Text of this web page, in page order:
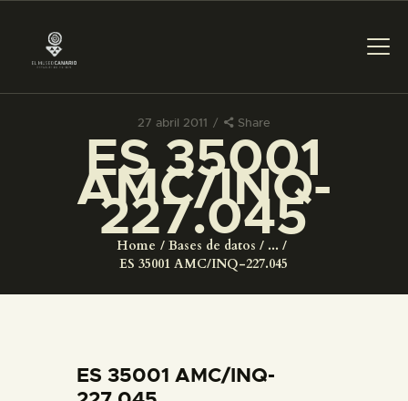
27 abril 2011 Share
ES 35001
AMC/INQ-
227.045
Home Bases de datos
...
ES 35001 AMC/INQ-227.045
PREPARAR LA VISITA
ACTIVIDADES
COLECCIONES
ES 35001 AMC/INQ-